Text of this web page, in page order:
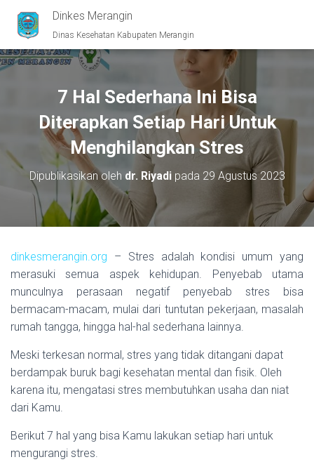
Dinkes Merangin
Dinas Kesehatan Kabupaten Merangin
7 Hal Sederhana Ini Bisa
Diterapkan Setiap Hari Untuk
Menghilangkan Stres
Dipublikasikan oleh dr. Riyadipada 29 Agustus 2023
dinkesmerangin.org – Stres adalah kondisi umum yang
merasuki semua aspek kehidupan. Penyebab utama
munculnya perasaan negatif penyebab stres bisa
bermacam-macam, mulai dari tuntutan pekerjaan, masalah
rumah tangga, hingga hal-hal sederhana lainnya.
Meski terkesan normal, stres yang tidak ditangani dapat
berdampak buruk bagi kesehatan mental dan fisik. Oleh
karena itu, mengatasi stres membutuhkan usaha dan niat
dari Kamu.
Berikut 7 hal yang bisa Kamu lakukan setiap hari untuk
mengurangi stres.